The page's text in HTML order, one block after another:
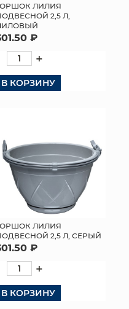
ЛИЛИЯ
2,5 Л,
₽
+
В КОРЗИНУ
ЛИЛИЯ
2,5 Л, СЕРЫЙ
₽
+
В КОРЗИНУ